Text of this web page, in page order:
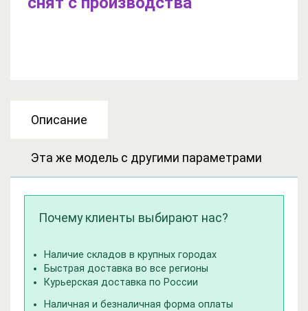
Описание
Эта же модель с другими параметрами
Почему клиенты выбирают нас?
Наличие складов в крупных городах
Быстрая доставка во все регионы
Курьерская доставка по России
Наличная и безналичная форма оплаты